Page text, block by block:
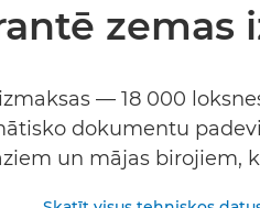
zemas
— 18 000
dokumentu
un mājas